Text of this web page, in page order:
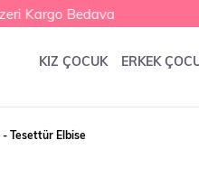
Bedava
KIZ ÇOCUK ERKEK
- Tesettür Elbise